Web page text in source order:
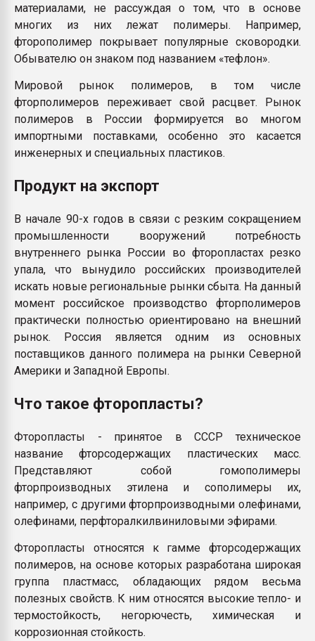
материалами, не рассуждая о том, что в основе
многих из них лежат полимеры. Например,
фторополимер покрывает популярные сковородки.
Обывателю он знаком под названием «тефлон».
Мировой рынок полимеров, в том числе
фторполимеров переживает свой расцвет. Рынок
полимеров в России формируется во многом
импортными поставками, особенно это касается
инженерных и специальных пластиков.
Продукт на экспорт
В начале 90-х годов в связи с резким сокращением
промышленности вооружений потребность
внутреннего рынка России во фторопластах резко
упала, что вынудило российских производителей
искать новые региональные рынки сбыта. На данный
момент российское производство фторполимеров
практически полностью ориентировано на внешний
рынок. Россия является одним из основных
поставщиков данного полимера на рынки Северной
Америки и Западной Европы.
Что такое фторопласты?
Фторопласты - принятое в СССР техническое
название фторсодержащих пластических масс.
Представляют собой гомополимеры
фторпроизводных этилена и сополимеры их,
например, с другими фторпроизводными олефинами,
олефинами, перфторалкилвиниловыми эфирами.
Фторопласты относятся к гамме фторсодержащих
полимеров, на основе которых разработана широкая
группа пластмасс, обладающих рядом весьма
полезных свойств. К ним относятся высокие тепло- и
термостойкость, негорючесть, химическая и
коррозионная стойкость.